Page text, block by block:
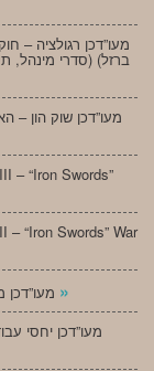
מעו”דכן רגולציה –
ברזל) (סדרי מינהל, תקופות
מעו”דכן שוק הון –
– “Iron Swords”
“Iron Swords” War
»
מעו”דכן יחסי